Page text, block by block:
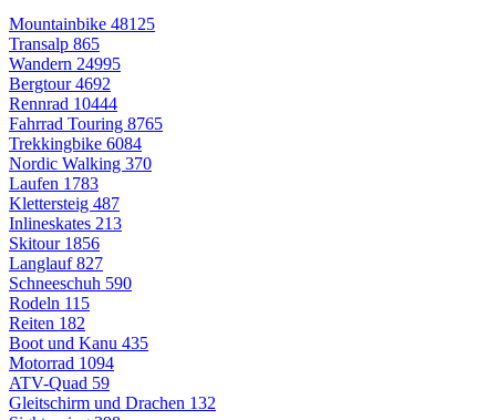
Mountainbike 48125
Transalp 865
Wandern 24995
Bergtour4692
Rennrad 10444
Fahrrad Touring 8765
Trekkingbike 6084
Nordic Walking 370
Laufen 1783
Klettersteig 487
Inlineskates 213
Skitour 1856
Langlauf827
Schneeschuh 590
Rodeln 115
Reiten 182
Boot und Kanu 435
Motorrad 1094
ATV-Quad 59
Gleitschirm und Drachen 132